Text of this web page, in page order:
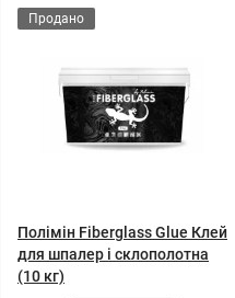
Продано
Полімін Fiberglass Glue Клей
для шпалер і склополотна
(10 кг)